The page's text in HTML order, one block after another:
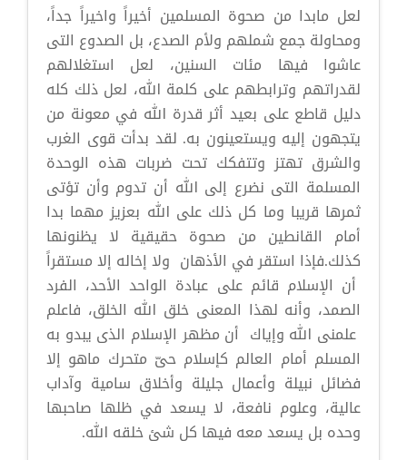
لعل مابدا من صحوة المسلمين أخيراً واخيراً جداً،
ومحاولة جمع شملهم ولأم الصدع، بل الصدوع التى
عاشوا فيها مئات السنين، لعل استغلالهم
لقدراتهم وترابطهم على كلمة الله، لعل ذلك كله
دليل قاطع على بعيد أثر قدرة الله في معونة من
يتجهون إليه ويستعينون به. لقد بدأت قوى الغرب
والشرق تهتز وتتفكك تحت ضربات هذه الوحدة
المسلمة التى نضرع إلى الله أن تدوم وأن تؤتى
ثمرها قريبا وما كل ذلك على الله بعزيز مهما بدا
أمام القانطين من صحوة حقيقية لا يظنونها
كذلك.فإذا استقر في الأذهان ولا إخاله إلا مستقراً
أن الإسلام قائم على عبادة الواحد الأحد، الفرد
الصمد، وأنه لهذا المعنى خلق الله الخلق، فاعلم
علمنى الله وإياك أن مظهر الإسلام الذى يبدو به
المسلم أمام العالم كإسلام حىّ متحرك ماهو إلا
فضائل نبيلة وأعمال جليلة وأخلاق سامية وآداب
عالية، وعلوم نافعة، لا يسعد في ظلها صاحبها
وحده بل يسعد معه فيها كل شئ خلقه الله.